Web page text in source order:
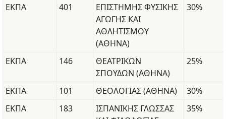
ΕΚΠΑ 401
ΕΠΙΣΤΗΜΗΣ ΦΥΣΙΚΗΣ
ΑΓΩΓΗΣ ΚΑΙ
ΑΘΛΗΤΙΣΜΟΥ
(ΑΘΗΝΑ)
30%
ΕΚΠΑ 146
ΘΕΑΤΡΙΚΩΝ
ΣΠΟΥΔΩΝ (ΑΘΗΝΑ)
25%
ΕΚΠΑ 101 ΘΕΟΛΟΓΙΑΣ (ΑΘΗΝΑ)
30%
ΕΚΠΑ
183
ΙΣΠΑΝΙΚΗΣ ΓΛΩΣΣΑΣ
35%